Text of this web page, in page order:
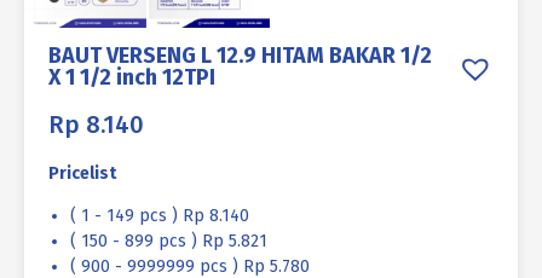
BAUT VERSENG L 12.9 HITAM BAKAR 1/2
X 1 1/2 inch 12TPI
Rp 8.140
Pricelist
( 1 - 149 pcs ) Rp 8.140
( 150 - 899 pcs ) Rp 5.821
( 900 - 9999999 pcs ) Rp 5.780